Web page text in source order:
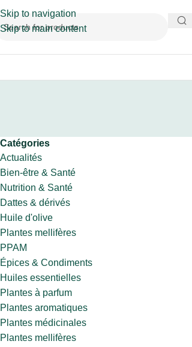
Skip to navigation
Skip to main content
Catégories
Actualités
Bien-être & Santé
Nutrition & Santé
Dattes & dérivés
Huile d'olive
Plantes mellifères
PPAM
Épices & Condiments
Huiles essentielles
Plantes à parfum
Plantes aromatiques
Plantes médicinales
Plantes mellifères